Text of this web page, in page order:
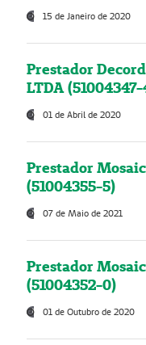
15 de Janeiro de 2020
Prestador
LTDA
01 de Abril de 2020
Prestador
(51004355-5)
07 de Maio de 2021
Prestador
(51004352-0)
01 de Outubro de 2020